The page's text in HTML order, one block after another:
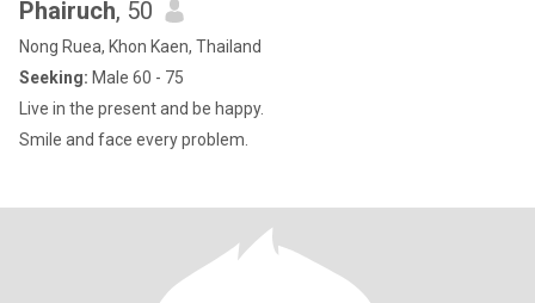
Phairuch, 50
Nong Ruea, Khon Kaen, Thailand
Seeking: Male 60 - 75
Live in the present and be happy.
Smile and face every problem.